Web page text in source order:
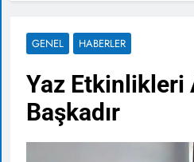
GENEL HABERLER
Yaz Etkinlikleri
Başkadır